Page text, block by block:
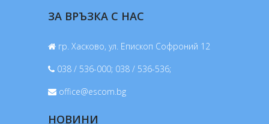
ЗА ВРЪЗКА С НАС
гр. Хасково, ул. Епископ Софроний 12
038 / 536-000; 038 / 536-536;
office@escom.bg
НОВИНИ